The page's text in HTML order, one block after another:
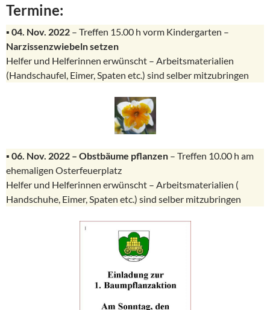
Termine:
▪︎ 04. Nov. 2022 – Treffen 15.00 h vorm Kindergarten –
Narzissenzwiebeln setzen
Helfer und Helferinnen erwünscht – Arbeitsmaterialien
(Handschaufel, Eimer, Spaten etc.) sind selber mitzubringen
▪︎ 06. Nov. 2022 – Obstbäume pflanzen – Treffen 10.00 h am
ehemaligen Osterfeuerplatz
Helfer und Helferinnen erwünscht – Arbeitsmaterialien (
Handschuhe, Eimer, Spaten etc.) sind selber mitzubringen